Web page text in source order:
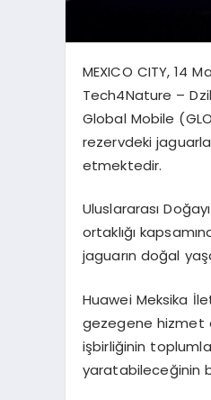
MEXICO CITY,14
Tech4Nature –
Global Mobile
rezervdeki
etmektedir.
Uluslararası
ortaklığı
jaguarın doğal
Huawei Meksika
gezegene hizmet
işbirliğinin
yaratabileceğinin